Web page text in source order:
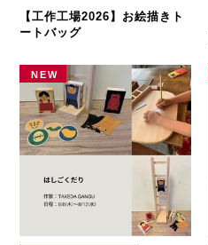
【工作工場2026】お絵描きト
ートバッグ
NEW